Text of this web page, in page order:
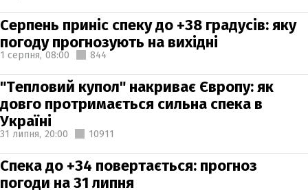
Серпень приніс спеку до +38 градусів: яку
погоду прогнозують на вихідні
1 серпня, 08:00 844
"Тепловий купол" накриває Європу: як
довго протримається сильна спека в
Україні
31 липня, 20:00 10911
Спека до +34 повертається: прогноз
погоди на 31 липня